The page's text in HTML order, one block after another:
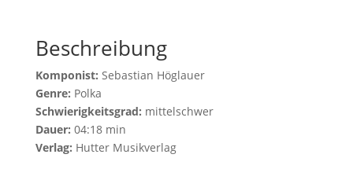
Beschreibung
Komponist: Sebastian Höglauer
Genre: Polka
Schwierigkeitsgrad: mittelschwer
Dauer: 04:18 min
Verlag: Hutter Musikverlag